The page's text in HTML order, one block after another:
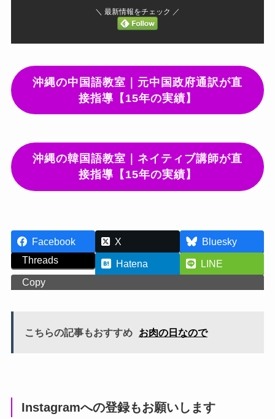
＼ 最新情報をチェック ／
沖縄の中国語教室｜元中国政府通訳が直
接指導【15年の実績】
沖縄の韓国語教室｜ネイティブ講師が直
接指導【15年の実績】
Facebook X
Bluesky
Threads
Hatena
LINE
Copy
こちらの記事もおすすめ お肉の日なので
Instagramへの登録もお願いします